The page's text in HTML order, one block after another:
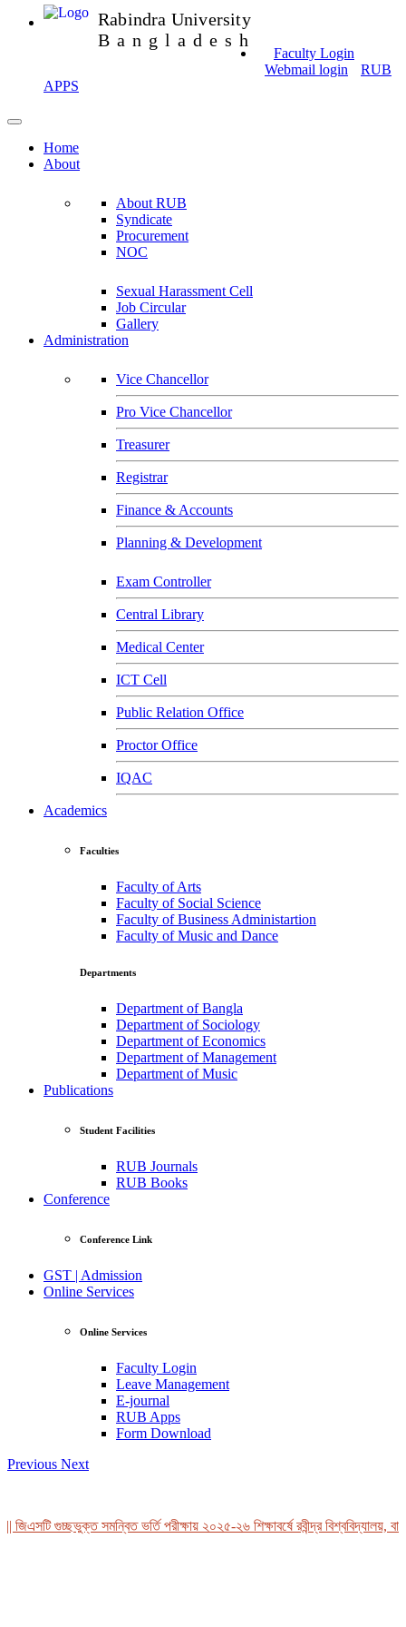
Rabindra University
Bangladesh
Faculty Login
Webmail login
RUB
APPS
Home
About
About RUB
Syndicate
Procurement
NOC
Sexual Harassment Cell
Job Circular
Gallery
Administration
Vice Chancellor
Pro Vice Chancellor
Treasurer
Registrar
Finance & Accounts
Planning & Development
Exam Controller
Central Library
Medical Center
ICT Cell
Public Relation Office
Proctor Office
IQAC
Academics
Faculties
Faculty of Arts
Faculty of Social Science
Faculty of Business Administartion
Faculty of Music and Dance
Departments
Department of Bangla
Department of Sociology
Department of Economics
Department of Management
Department of Music
Publications
Student Facilities
RUB Journals
RUB Books
Conference
Conference Link
GST | Admission
Online Services
Online Services
Faculty Login
Leave Management
E-journal
RUB Apps
Form Download
Previous Next
গুচ্ছভুক্ত সমন্বিত ভর্তি পরীক্ষায় ২০২৫-২৬ শিক্ষাবর্ষে রবীন্দ্র বিশ্ববিদ্যালয়,